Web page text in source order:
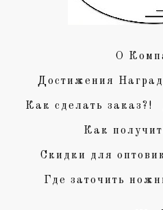
О
Достижения
Как сделать заказ?!
Как
Скидки для
Где заточить